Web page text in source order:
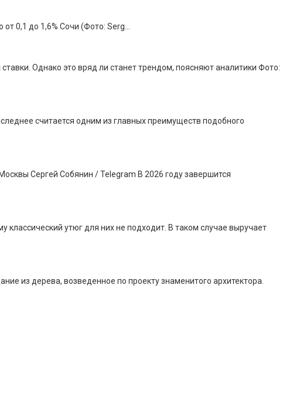
0,1 до 1,6% Сочи (Фото: Serg…
Однако это вряд ли станет трендом, поясняют аналитики Фото:
считается одним из главных преимуществ подобного
Сергей Собянин / Telegram В 2026 году завершится
утюг для них не подходит. В таком случае выручает
из дерева, возведенное по проекту знаменитого архитектора.